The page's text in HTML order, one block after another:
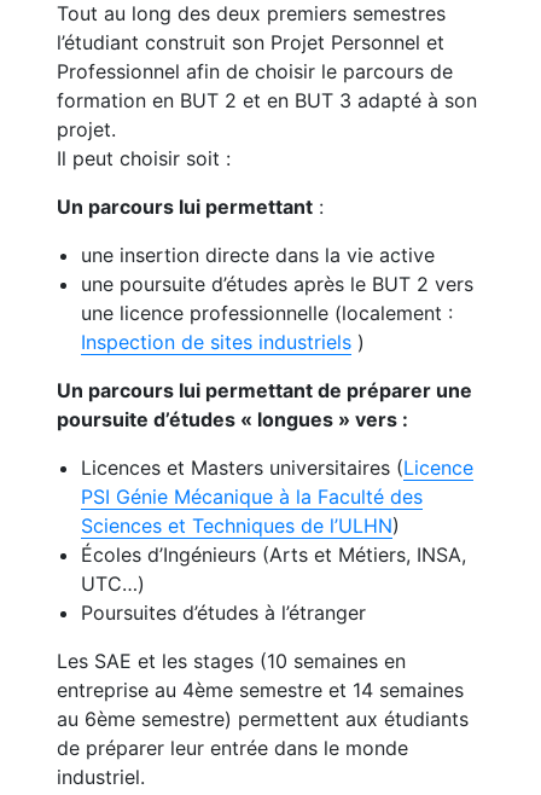
Tout au long des deux premiers semestres
l’étudiant construit son Projet Personnel et
Professionnel afin de choisir le parcours de
formation en BUT 2 et en BUT 3 adapté à son
projet.
Il peut choisir soit :
Un parcours lui permettant :
une insertion directe dans la vie active
une poursuite d’études après le BUT 2 vers
une licence professionnelle (localement :
Inspection de sites industriels )
Un parcours lui permettant de préparer une
poursuite d’études « longues » vers :
Licences et Masters universitaires (Licence
PSI Génie Mécanique à la Faculté des
Sciences et Techniques de l’ULHN)
Écoles d’Ingénieurs (Arts et Métiers, INSA,
UTC…)
Poursuites d’études à l’étranger
Les SAE et les stages (10 semaines en
entreprise au 4ème semestre et 14 semaines
au 6ème semestre) permettent aux étudiants
de préparer leur entrée dans le monde
industriel.